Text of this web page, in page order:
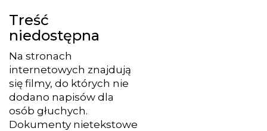
Treść
niedostępna
Na stronach
internetowych znajdują
się filmy, do których nie
dodano napisów dla
osób głuchych.
Dokumenty nietekstowe